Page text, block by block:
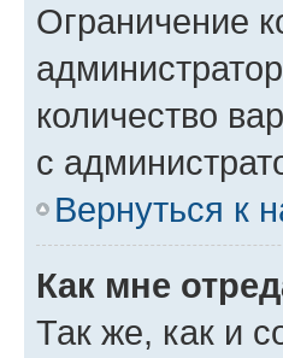
Ограничение
количество
с
Вернуться к
Как мне
Так же, как и